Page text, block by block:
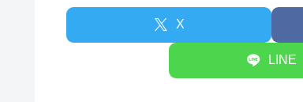
X
LINE